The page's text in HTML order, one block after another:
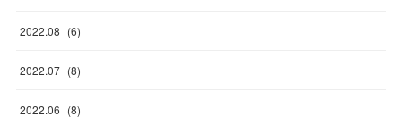
2022.08 (6)
2022.07 (8)
2022.06 (8)